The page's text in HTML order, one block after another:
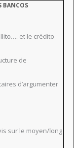
BANCOS
et le crédito
de
d’argumenter
sur le moyen/long